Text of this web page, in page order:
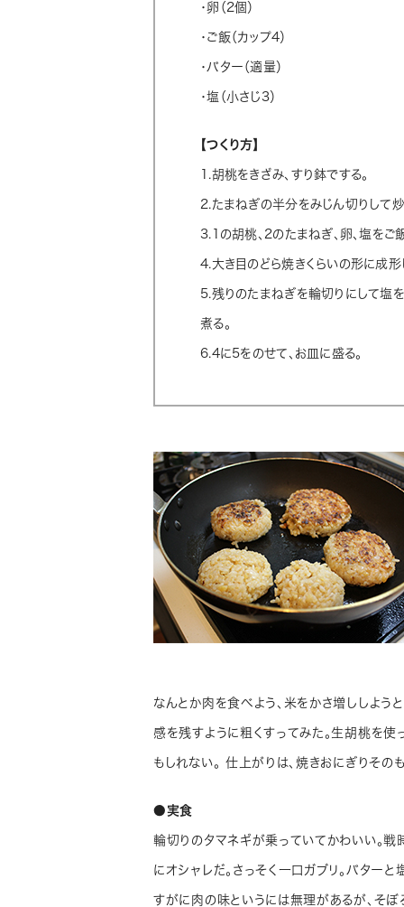
・卵（2個）
・ご飯（カップ4）
・バター（適量）
・塩（小さじ3）
【つくり方】
1.胡桃をきざみ、すり鉢でする。
2.たまねぎの半分をみじん切りして炒
3.1の胡桃、2のたまねぎ、卵、塩をご
4.大き目のどら焼きくらいの形に成形
5.残りのたまねぎを輪切りにして塩
煮る。
6.4に5をのせて、お皿に盛る。
なんとか肉を食べよう、米をかさ増ししよう
感を残すように粗くすってみた。生胡桃を使
もしれない。 仕上がりは、焼きおにぎりそのも
●実食
輪切りのタマネギが乗っていてかわいい。戦
にオシャレだ。さっそく一口ガブリ。バター
すがに肉の味というには無理があるが、そ